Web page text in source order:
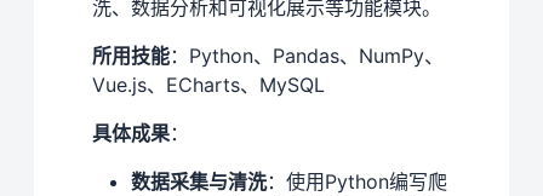
洗、数据分析和可视化展示等功能模块。
所用技能：Python、Pandas、NumPy、
Vue.js、ECharts、MySQL
具体成果：
数据采集与清洗：使用Python编写爬